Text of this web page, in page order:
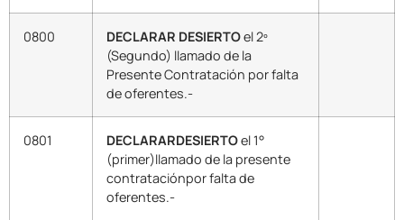
0800 DECLARAR DESIERTOel 2º
(Segundo) llamado de la
Presente Contratación por falta
de oferentes.-
0801 DECLARARDESIERTOel 1°
(primer)llamado de la presente
contrataciónpor falta de
oferentes.-